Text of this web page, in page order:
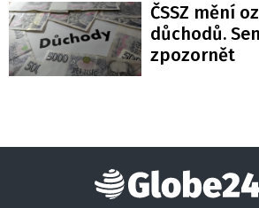
ČSSZ mění
důchodů.
zpozornět